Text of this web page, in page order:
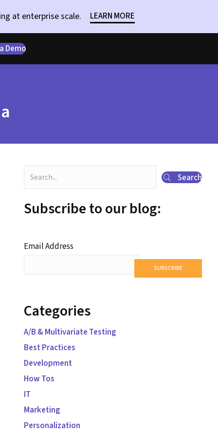
at enterprise scale. LEARN MORE
Demo
Search
Subscribe to our blog:
Email Address
SUBSCRIBE
Categories
A/B & Multivariate Testing
Best Practices
Development
How Tos
IT
Marketing
Personalization